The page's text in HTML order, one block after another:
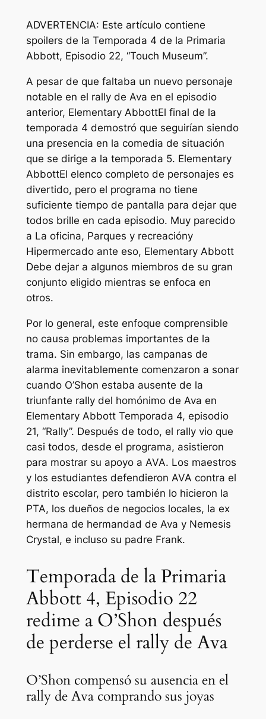
ADVERTENCIA: Este artículo contiene
spoilers de la Temporada 4 de la Primaria
Abbott, Episodio 22, “Touch Museum”.
A pesar de que faltaba un nuevo personaje
notable en el rally de Ava en el episodio
anterior, Elementary AbbottEl final de la
temporada 4 demostró que seguirían siendo
una presencia en la comedia de situación
que se dirige a la temporada 5. Elementary
AbbottEl elenco completo de personajes es
divertido, pero el programa no tiene
suficiente tiempo de pantalla para dejar que
todos brille en cada episodio. Muy parecido
a La oficina, Parques y recreacióny
Hipermercadoante eso, Elementary Abbott
Debe dejar a algunos miembros de su gran
conjunto eligido mientras se enfoca en
otros.
Por lo general, este enfoque comprensible
no causa problemas importantes de la
trama. Sin embargo, las campanas de
alarma inevitablemente comenzaron a sonar
cuando O’Shon estaba ausente de la
triunfante rally del homónimo de Ava en
Elementary AbbottTemporada 4, episodio
21, “Rally”. Después de todo, el rally vio que
casi todos, desde el programa, asistieron
para mostrar su apoyo a AVA. Los maestros
y los estudiantes defendieron AVA contra el
distrito escolar, pero también lo hicieron la
PTA, los dueños de negocios locales, la ex
hermana de hermandad de Ava y Nemesis
Crystal, e incluso su padre Frank.
Temporada de la Primaria
Abbott 4, Episodio 22
redime a O’Shon después
de perderse el rally de Ava
O’Shon compensó su ausencia en el
rally de Ava comprando sus joyas